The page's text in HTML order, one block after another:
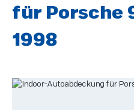
für Porsche
1998
Bildergalerie überspringen